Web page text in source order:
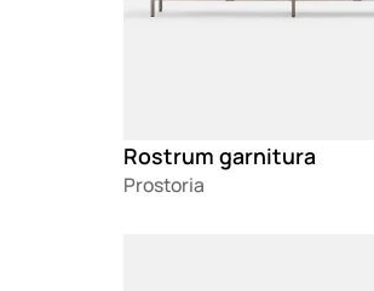
Rostrum garnitura
Prostoria